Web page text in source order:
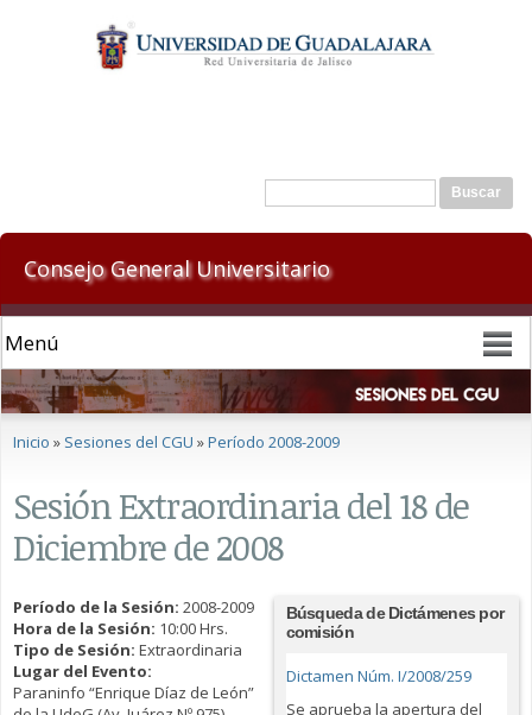
contenido
principal
Formulario de búsqueda
Buscar
Consejo General Universitario
Se encuentra usted aquí
Inicio » Sesiones del CGU »Período 2008-2009
Sesión Extraordinaria del 18 de
Diciembre de 2008
Período de la Sesión: 2008-2009
Hora de la Sesión: 10:00 Hrs.
Tipo de Sesión: Extraordinaria
Lugar del Evento:
Paraninfo “Enrique Díaz de León”
Búsqueda de Dictámenes por
comisión
Dictamen Núm. I/2008/259
Se aprueba la apertura del